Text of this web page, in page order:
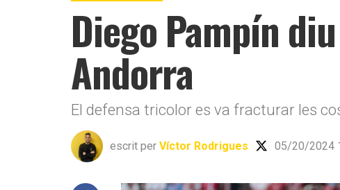
Diego Pampín
Andorra
El defensa tricolor es va fracturar les
escrit per Víctor Rodrigues 05/20/2024